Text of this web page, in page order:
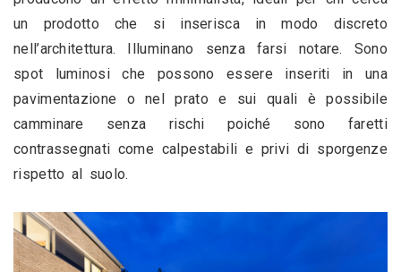
un prodotto che si inserisca in modo discreto
nell’architettura. Illuminano senza farsi notare. Sono
spot luminosi che possono essere inseriti in una
pavimentazione o nel prato e sui quali è possibile
camminare senza rischi poiché sono faretti
contrassegnati come calpestabili e privi di sporgenze
rispetto al suolo.